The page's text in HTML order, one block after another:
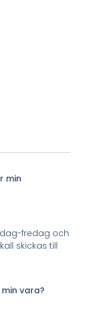
min
fredag och
skickas till
vara?